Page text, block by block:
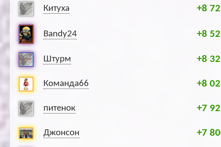
Китуха +8
Bandy24 +8
Штурм +8
Команда66 +8
питенок +7
Джонсон +7